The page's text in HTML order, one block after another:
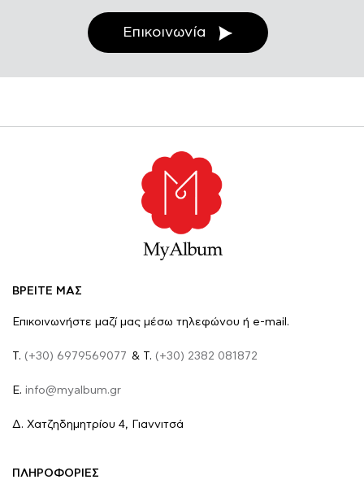
Επικοινωνία
ΒΡΕΙΤΕ ΜΑΣ
Επικοινωνήστε μαζί μας μέσω τηλεφώνου ή e-mail.
Τ. (+30) 6979569077 & Τ. (+30) 2382 081872
E. info@myalbum.gr
Δ. Χατζηδημητρίου 4, Γιαννιτσά
ΠΛΗΡΟΦΟΡΙΕΣ